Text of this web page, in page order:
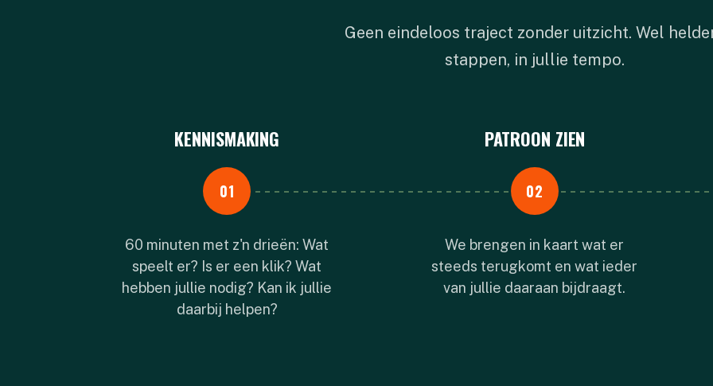
Geen eindeloos traject zonder uitzicht. Wel
stappen, in jullie tempo.
KENNISMAKING
01
60 minuten met z'n drieën: Wat
speelt er? Is er een klik? Wat
hebben jullie nodig? Kan ik jullie
daarbij helpen?
PATROON ZIEN
02
We brengen in kaart wat er
steeds terugkomt en wat ieder
van jullie daaraan bijdraagt.